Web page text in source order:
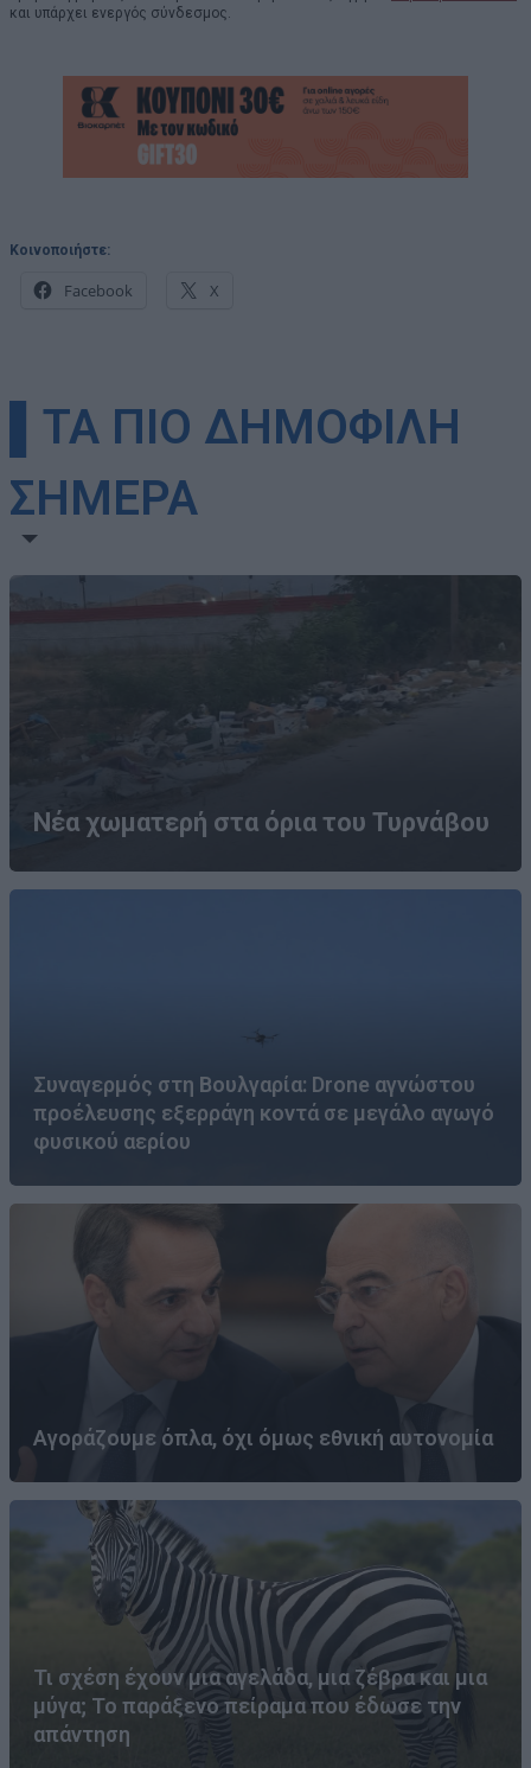
και υπάρχει ενεργός σύνδεσμος.
Κοινοποιήστε:
Facebook X
▌ΤΑ ΠΙΟ ΔΗΜΟΦΙΛΗ
ΣΗΜΕΡΑ
Νέα χωματερή στα όρια του Τυρνάβου
Συναγερμός στη Βουλγαρία: Drone αγνώστου
προέλευσης εξερράγη κοντά σε μεγάλο αγωγό
φυσικού αερίου
Αγοράζουμε όπλα, όχι όμως εθνική αυτονομία
Τι σχέση έχουν μια αγελάδα, μια ζέβρα και μια
μύγα; Το παράξενο πείραμα που έδωσε την
απάντηση